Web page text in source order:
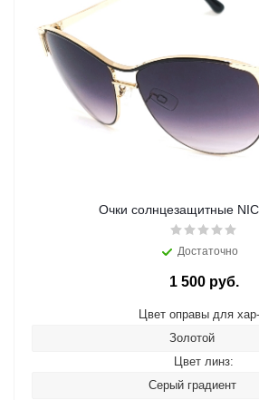
Очки солнцезащитные
Достаточно
1 500 руб.
Цвет оправы для
Золотой
Цвет линз:
Серый градиент